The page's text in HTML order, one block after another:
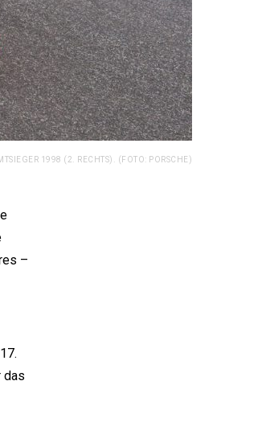
1998 (2. RECHTS). (FOTO: PORSCHE)
–
das